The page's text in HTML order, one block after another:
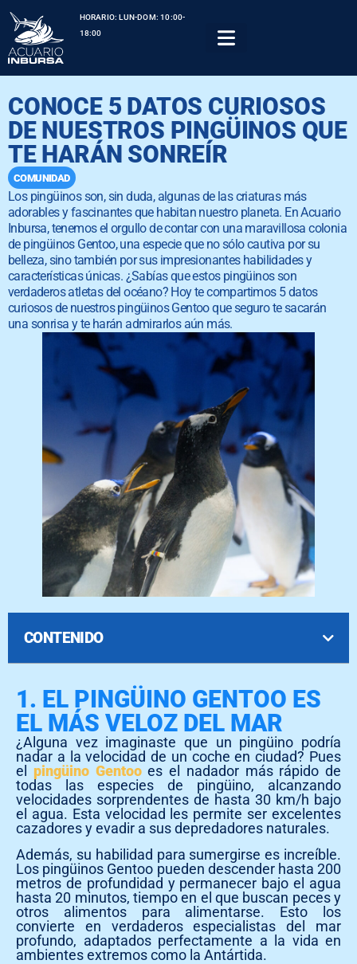
HORARIO: LUN-DOM: 10:00-
18:00
CONOCE 5 DATOS CURIOSOS
DE NUESTROS PINGÜINOS QUE
TE HARÁN SONREÍR
COMUNIDAD
Los pingüinos son, sin duda, algunas de las criaturas más
adorables y fascinantes que habitan nuestro planeta. En Acuario
Inbursa, tenemos el orgullo de contar con una maravillosa colonia
de pingüinos Gentoo, una especie que no sólo cautiva por su
belleza, sino también por sus impresionantes habilidades y
características únicas. ¿Sabías que estos pingüinos son
verdaderos atletas del océano? Hoy te compartimos 5 datos
curiosos de nuestros pingüinos Gentoo que seguro te sacarán
una sonrisa y te harán admirarlos aún más.
CONTENIDO
1. EL PINGÜINO GENTOO ES
EL MÁS VELOZ DEL MAR
¿Alguna vez imaginaste que un pingüino podría
nadar a la velocidad de un coche en ciudad? Pues
el pingüino Gentooes el nadador más rápido de
todas las especies de pingüino, alcanzando
velocidades sorprendentes de hasta 30 km/h bajo
el agua. Esta velocidad les permite ser excelentes
cazadores y evadir a sus depredadores naturales.
Además, su habilidad para sumergirse es increíble.
Los pingüinos Gentoo pueden descender hasta 200
metros de profundidad y permanecer bajo el agua
hasta 20 minutos, tiempo en el que buscan peces y
otros alimentos para alimentarse. Esto los
convierte en verdaderos especialistas del mar
profundo, adaptados perfectamente a la vida en
ambientes extremos como la Antártida.